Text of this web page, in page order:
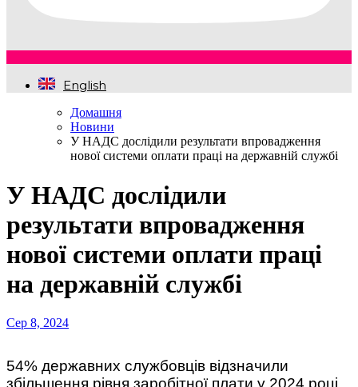
English
Домашня
Новини
У НАДС дослідили результати впровадження
нової системи оплати праці на державній службі
У НАДС дослідили
результати впровадження
нової системи оплати праці
на державній службі
Сер 8, 2024
54% державних службовців відзначили
збільшення рівня заробітної плати у 2024 році,